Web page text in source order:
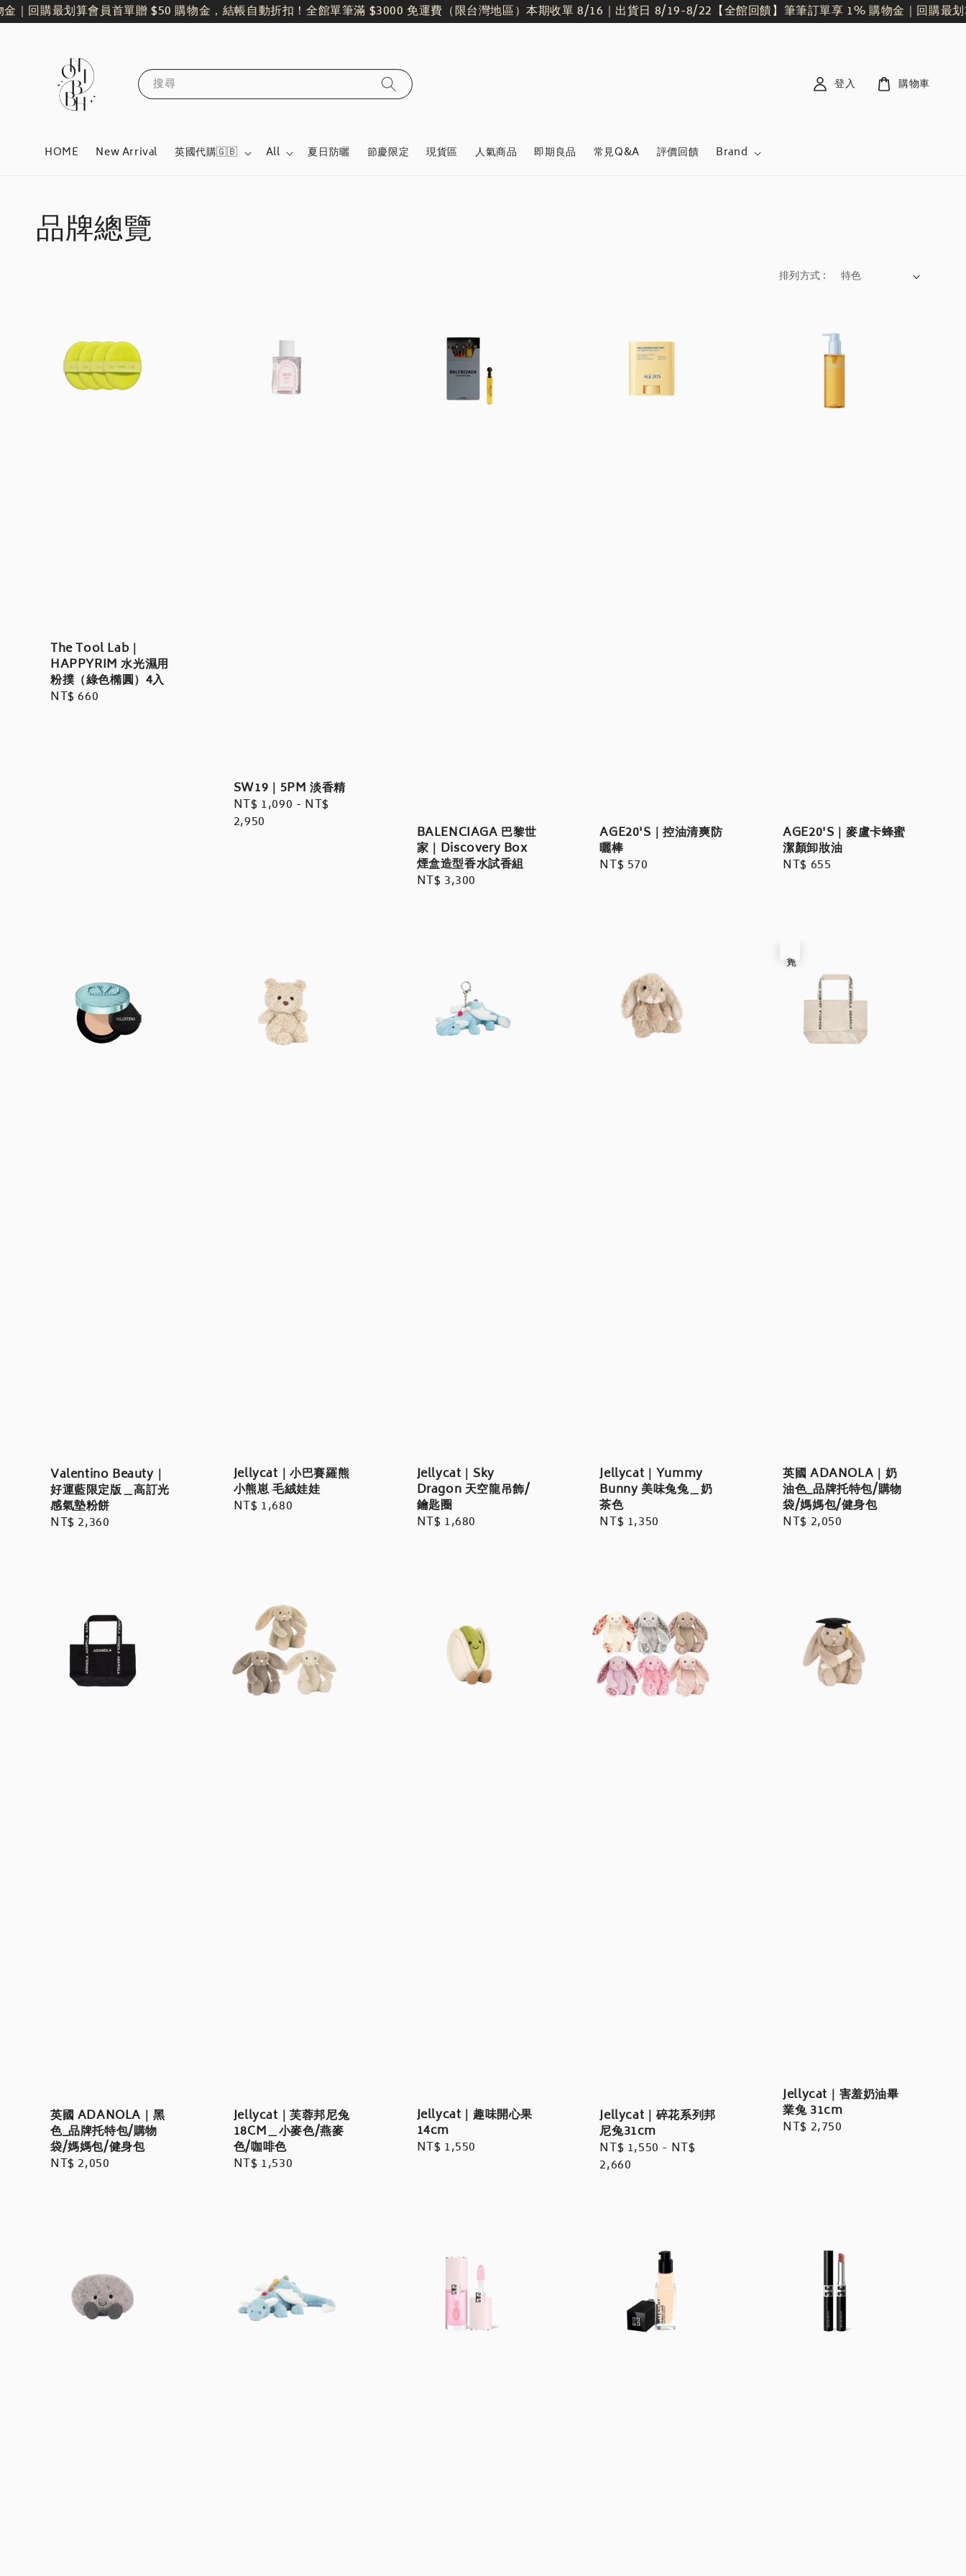
購最划算會員首單贈 $50 購物金，結帳自動折扣！全館單筆滿 $3000 免運費（限台灣地區）本期收單 8/16｜出貨日 8/19-8/22【全館回饋】筆筆訂單享 1% 購物金｜回購最划算
搜尋
HOME New Arrival 英國代購🇬🇧 All 夏日防曬 節慶限定 現貨區 人氣商品 即期良品 常見Q&A 評價回饋 Brand
登入 購物車
品牌總覽
排列方式 :
The Tool Lab｜
HAPPYRIM 水光濕用
粉撲（綠色橢圓）4入
Regular
NT$ 660
SW19｜5PM 淡香精
Regular
price
NT$ 1,090 - NT$
2,950
BALENCIAGA 巴黎世
家｜Discovery Box
煙盒造型香水試香組
Regular
NT$ 3,300
AGE20'S｜控油清爽防
曬棒
Regular
NT$ 570
AGE20'S｜麥盧卡蜂蜜
潔顏卸妝油
Regular
NT$ 655
Valentino Beauty｜
好運藍限定版＿高訂光
感氣墊粉餅
Regular
NT$ 2,360
Jellycat｜小巴賽羅熊
小熊崽 毛絨娃娃
Regular
NT$ 1,680
Jellycat｜Sky
Dragon 天空龍吊飾/
鑰匙圈
Regular
NT$ 1,680
Jellycat｜Yummy
Bunny 美味兔兔＿奶
茶色
Regular
NT$ 1,350
英國 ADANOLA｜奶
油色_品牌托特包/購物
袋/媽媽包/健身包
Regular
NT$ 2,050
英國 ADANOLA｜黑
色_品牌托特包/購物
袋/媽媽包/健身包
Regular
NT$ 2,050
Jellycat｜芙蓉邦尼兔
18CM＿小麥色/燕麥
色/咖啡色
Regular
NT$ 1,530
Jellycat｜趣味開心果
14cm
Regular
NT$ 1,550
Jellycat｜碎花系列邦
尼兔31cm
Regular
price
NT$ 1,550 - NT$
2,660
Jellycat｜害羞奶油畢
業兔 31cm
Regular
NT$ 2,750